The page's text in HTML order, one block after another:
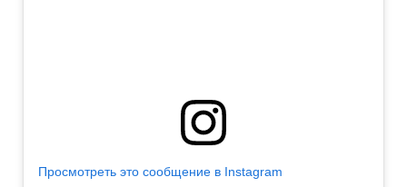
Просмотреть это сообщение в Instagram